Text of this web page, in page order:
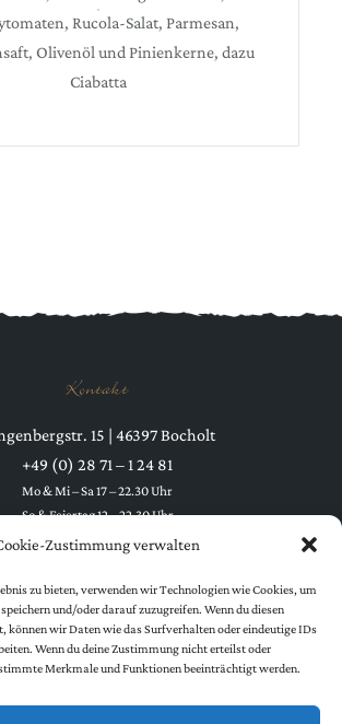
Zustimmung verwalten
zu bieten, verwenden wir Technologien wie Cookies, um
und/oder darauf zuzugreifen. Wenn du diesen
können wir Daten wie das Surfverhalten oder eindeutige IDs
Wenn du deine Zustimmung nicht erteilst oder
Merkmale und Funktionen beeinträchtigt werden.
Rucola-Salat, Parmesan,
Olivenöl und Pinienkerne, dazu
Ciabatta
Kontakt
15 | 46397 Bocholt
+49 (0) 28 71 – 1 24 81
Mo & Mi – Sa 17 – 22.30 Uhr
So & Feiertag 12 – 22.30 Uhr
Dienstag Ruhetag